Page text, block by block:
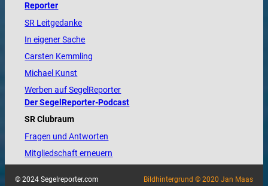
Reporter
SR Leitgedanke
In eigener Sache
Carsten Kemmling
Michael Kunst
Werben auf SegelReporter
Der SegelReporter-Podcast
SR Clubraum
Fragen und Antworten
Mitgliedschaft erneuern
© 2024 Segelreporter.com Bildhintergrund © 2020 Jan Maas